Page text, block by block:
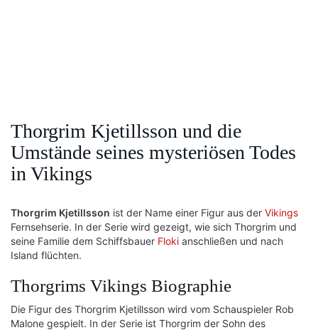
Thorgrim Kjetillsson und die
Umstände seines mysteriösen Todes
in Vikings
Thorgrim Kjetillsson ist der Name einer Figur aus der Vikings
Fernsehserie. In der Serie wird gezeigt, wie sich Thorgrim und
seine Familie dem Schiffsbauer Floki anschließen und nach
Island flüchten.
Thorgrims Vikings Biographie
Die Figur des Thorgrim Kjetillsson wird vom Schauspieler Rob
Malone gespielt. In der Serie ist Thorgrim der Sohn des